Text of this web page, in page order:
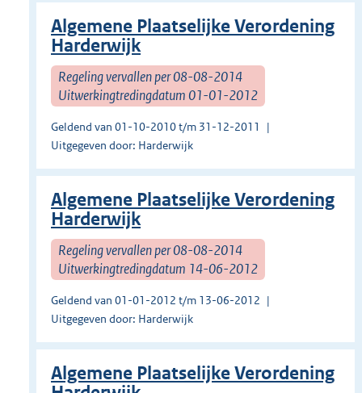
Algemene Plaatselijke Verordening
Harderwijk
Regeling vervallen per 08-08-2014
Uitwerkingtredingdatum 01-01-2012
Geldend van 01-10-2010 t/m 31-12-2011
Uitgegeven door: Harderwijk
Algemene Plaatselijke Verordening
Harderwijk
Regeling vervallen per 08-08-2014
Uitwerkingtredingdatum 14-06-2012
Geldend van 01-01-2012 t/m 13-06-2012
Uitgegeven door: Harderwijk
Algemene Plaatselijke Verordening